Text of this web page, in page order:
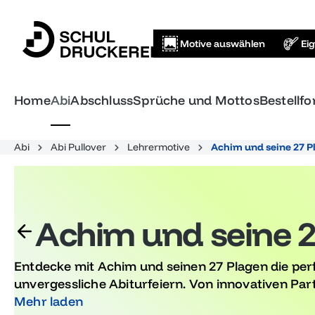
Motive auswählen
HomeAbiAbschlussSprüche und Mottos
Abi Abi Pullover Lehrermotive Achim und seine 27
Achim und seine
Entdecke mit Achim und seinen 27 Plagen die
unvergessliche Abiturfeiern. Von innovativen
außergewöhnlichen Erlebnissen – mach deine
Mehr laden